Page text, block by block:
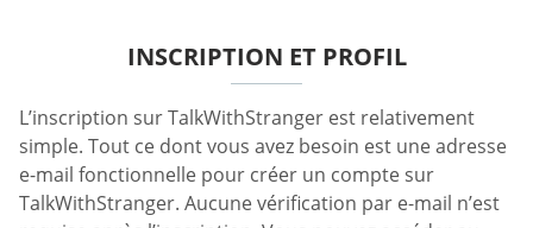
INSCRIPTION ET PROFIL
L’inscription sur TalkWithStranger est relativement
simple. Tout ce dont vous avez besoin est une adresse
e-mail fonctionnelle pour créer un compte sur
TalkWithStranger. Aucune vérification par e-mail n’est